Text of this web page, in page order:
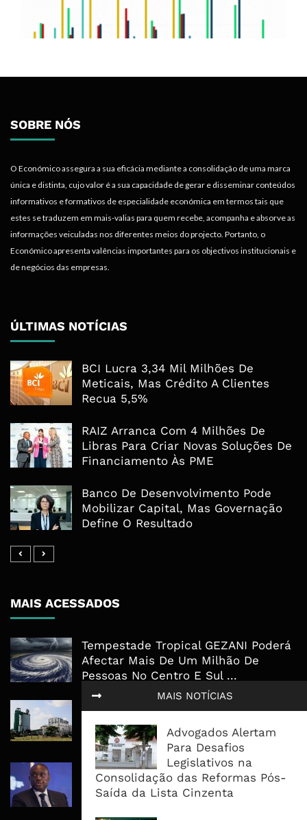
MAIS NOTÍCIAS
Advogados Alertam
Para Desafios
Legislativos na
Consolidação das Reformas Pós-
Saída da Lista Cinzenta
SOBRE NÓS
O Económico assegura a sua eficácia mediante a consolidação de uma marca
única e distinta, cujo valor é a sua capacidade de gerar e disseminar conteúdos
informativos e formativos de especialidade económica em termos tais que
estes se traduzem em mais-valias para quem recebe, acompanha e absorve as
informações veiculadas nos diferentes meios do projecto. Portanto, o
Económico apresenta valências importantes para os objectivos institucionais e
de negócios das empresas.
ÚLTIMAS NOTÍCIAS
BCI Lucra 3,34 Mil Milhões De
Meticais, Mas Crédito A Clientes
Recua 5,5%
RAIZ Arranca Com 4 Milhões De
Libras Para Criar Novas Soluções De
Financiamento Às PME
Banco De Desenvolvimento Pode
Mobilizar Capital, Mas Governação
Define O Resultado
MAIS ACESSADOS
Tempestade Tropical GEZANI Poderá
Afectar Mais De Um Milhão De
Pessoas No Centro E Sul ...
Governo admite nova operadora
para a Mozal após suspensão das
operações
CEO do Standard Bank pede ao
Governo que “saia do caminho” e
facilite os negócios